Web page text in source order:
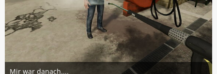
Mir war danach....